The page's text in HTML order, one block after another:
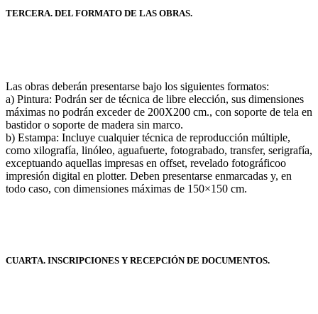
TERCERA. DEL FORMATO DE LAS OBRAS.
Las obras deberán presentarse bajo los siguientes formatos:
a) Pintura: Podrán ser de técnica de libre elección, sus dimensiones
máximas no podrán exceder de 200X200 cm., con soporte de tela en
bastidor o soporte de madera sin marco.
b) Estampa: Incluye cualquier técnica de reproducción múltiple,
como xilografía, linóleo, aguafuerte, fotograbado, transfer, serigrafía,
exceptuando aquellas impresas en offset, revelado fotográficoo
impresión digital en plotter. Deben presentarse enmarcadas y, en
todo caso, con dimensiones máximas de 150×150 cm.
CUARTA. INSCRIPCIONES Y RECEPCIÓN DE DOCUMENTOS.